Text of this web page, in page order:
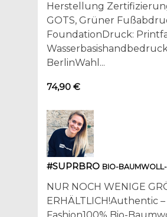
Herstellung
GOTS, Grüner
FoundationDruck:
BerlinWahl...
74,90 €
#SUPRBRO BIO-
NUR NOCH WENIGE
ERHÄLTLICH!Authentic –